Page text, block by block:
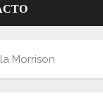
Morrison